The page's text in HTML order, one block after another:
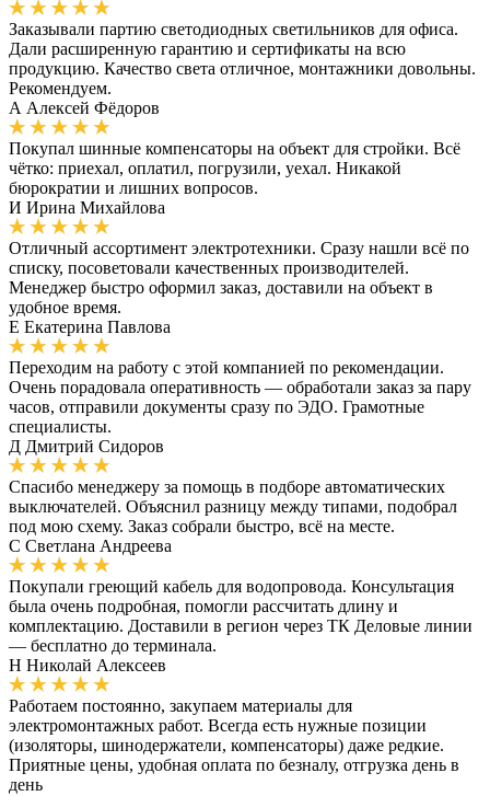
Заказывали партию светодиодных светильников для офиса.
Дали расширенную гарантию и сертификаты на всю
продукцию. Качество света отличное, монтажники довольны.
Рекомендуем.
А Алексей Фёдоров
Покупал шинные компенсаторы на объект для стройки. Всё
чётко: приехал, оплатил, погрузили, уехал. Никакой
бюрократии и лишних вопросов.
И Ирина Михайлова
Отличный ассортимент электротехники. Сразу нашли всё по
списку, посоветовали качественных производителей.
Менеджер быстро оформил заказ, доставили на объект в
удобное время.
Е Екатерина Павлова
Переходим на работу с этой компанией по рекомендации.
Очень порадовала оперативность — обработали заказ за пару
часов, отправили документы сразу по ЭДО. Грамотные
специалисты.
Д Дмитрий Сидоров
Спасибо менеджеру за помощь в подборе автоматических
выключателей. Объяснил разницу между типами, подобрал
под мою схему. Заказ собрали быстро, всё на месте.
С Светлана Андреева
Покупали греющий кабель для водопровода. Консультация
была очень подробная, помогли рассчитать длину и
комплектацию. Доставили в регион через ТК Деловые линии
— бесплатно до терминала.
Н Николай Алексеев
Работаем постоянно, закупаем материалы для
электромонтажных работ. Всегда есть нужные позиции
(изоляторы, шинодержатели, компенсаторы) даже редкие.
Приятные цены, удобная оплата по безналу, отгрузка день в
день